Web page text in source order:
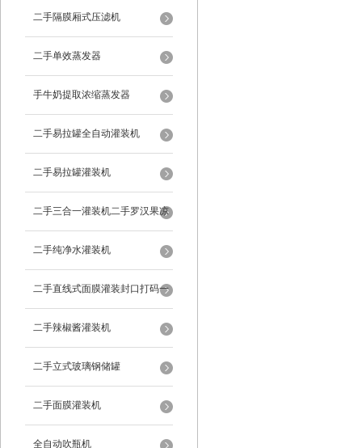
二手隔膜厢式压滤机
二手单效蒸发器
手牛奶提取浓缩蒸发器
二手易拉罐全自动灌装机
二手易拉罐灌装机
二手三合一灌装机二手罗汉果凉
茶灌装机
二手纯净水灌装机
二手直线式面膜灌装封口打码一
体机
二手辣椒酱灌装机
二手立式玻璃钢储罐
二手面膜灌装机
全自动吹瓶机